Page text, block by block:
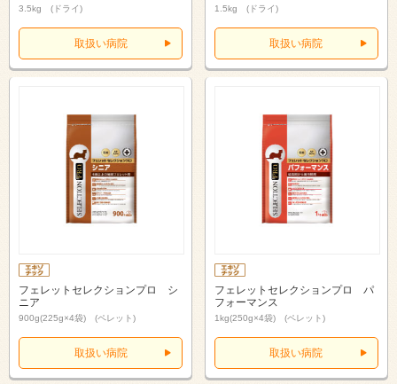
3.5kg (ドライ)
取扱い病院
1.5kg (ドライ)
取扱い病院
フェレットセレクションプロ シ
ニア
900g(225g×4袋) (ペレット)
取扱い病院
フェレットセレクションプロ パ
フォーマンス
1kg(250g×4袋) (ペレット)
取扱い病院